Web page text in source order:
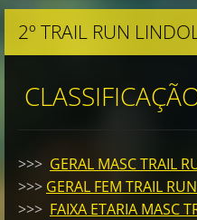
2º TRAIL RUN
>>> GERAL MASC TRAIL
>>> GERAL FEM TRAIL RUN
>>> FAIXA ETARIA MASC